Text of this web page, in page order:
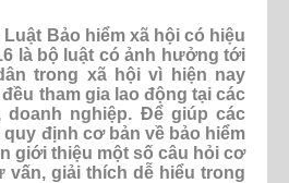
Luật Bảo hiểm xã hội có hiệu
là bộ luật có ảnh hưởng tới
trong xã hội vì hiện nay
tham gia lao động tại các
nghiệp. Để giúp các
định cơ bản về bảo hiểm
giới thiệu một số câu hỏi cơ
vấn, giải thích dễ hiểu trong